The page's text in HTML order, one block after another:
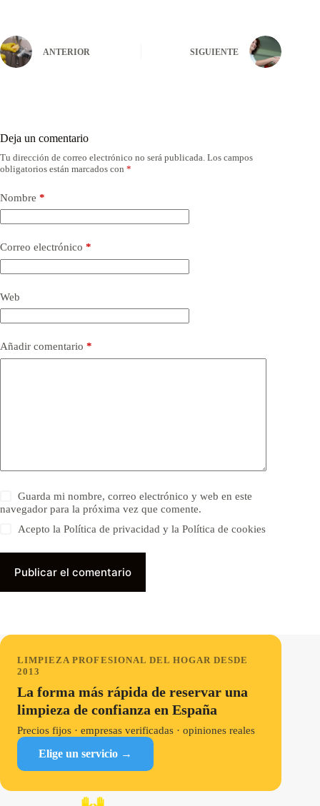
ANTERIOR SIGUIENTE
Deja un comentario
Tu dirección de correo electrónico no será publicada. Los campos
obligatorios están marcados con *
Nombre *
Correo electrónico *
Web
Añadir comentario *
Guarda mi nombre, correo electrónico y web en este
navegador para la próxima vez que comente.
Acepto la Política de privacidad y la Política de cookies
Publicar el comentario
LIMPIEZA PROFESIONAL DEL HOGAR DESDE
2013
La forma más rápida de reservar una
limpieza de confianza en España
Precios fijos · empresas verificadas · opiniones reales
Elige un servicio →